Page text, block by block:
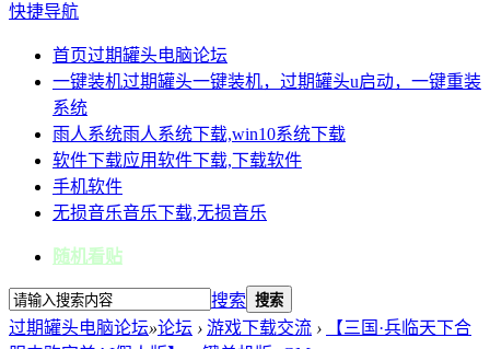
快捷导航
首页过期罐头电脑论坛
一键装机过期罐头一键装机，过期罐头u启动，一键重装
系统
雨人系统雨人系统下载,win10系统下载
软件下载应用软件下载,下载软件
手机软件
无损音乐音乐下载,无损音乐
随机看贴
搜索 搜索
过期罐头电脑论坛»论坛 › 游戏下载交流 ›
【三国·兵临天下合